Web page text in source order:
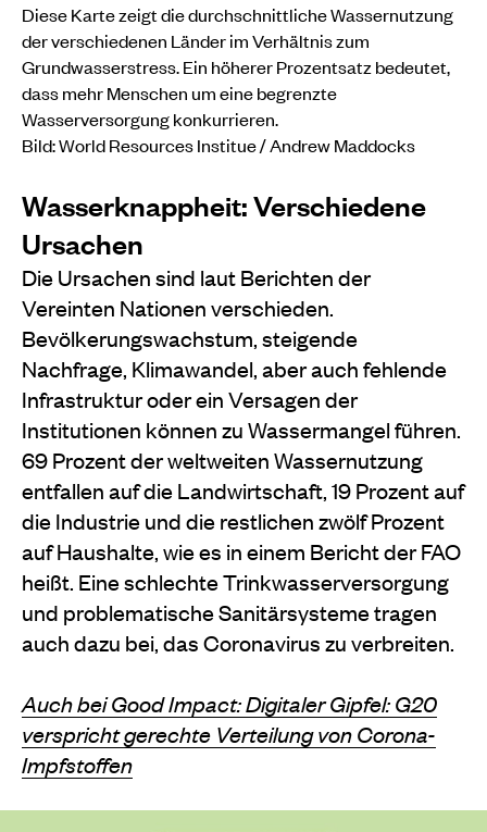
Diese Karte zeigt die durchschnittliche Wassernutzung
der verschiedenen Länder im Verhältnis zum
Grundwasserstress. Ein höherer Prozentsatz bedeutet,
dass mehr Menschen um eine begrenzte
Wasserversorgung konkurrieren.
Bild: World Resources Institue / Andrew Maddocks
Wasserknappheit: Verschiedene
Ursachen
Die Ursachen sind laut Berichten der
Vereinten Nationen verschieden.
Bevölkerungswachstum, steigende
Nachfrage, Klimawandel, aber auch fehlende
Infrastruktur oder ein Versagen der
Institutionen können zu Wassermangel führen.
69 Prozent der weltweiten Wassernutzung
entfallen auf die Landwirtschaft, 19 Prozent auf
die Industrie und die restlichen zwölf Prozent
auf Haushalte, wie es in einem Bericht der FAO
heißt. Eine schlechte Trinkwasserversorgung
und problematische Sanitärsysteme tragen
auch dazu bei, das Coronavirus zu verbreiten.
Auch bei Good Impact: Digitaler Gipfel: G20
verspricht gerechte Verteilung von Corona-
Impfstoffen